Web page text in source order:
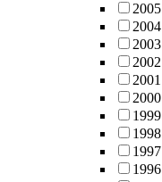
2005
2004
2003
2002
2001
2000
1999
1998
1997
1996